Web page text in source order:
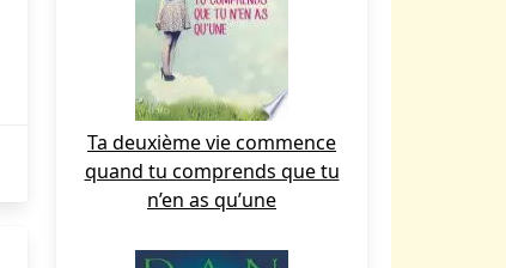
Ta deuxième vie commence
quand tu comprends que tu
n’en as qu’une